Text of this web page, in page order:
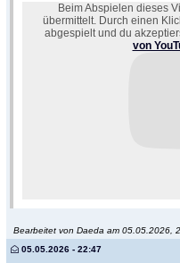
Beim Abspielen dieses
übermittelt. Durch einen
abgespielt und du
von
Bearbeitet von Daeda am 05.05.2026,
05.05.2026 - 22:47